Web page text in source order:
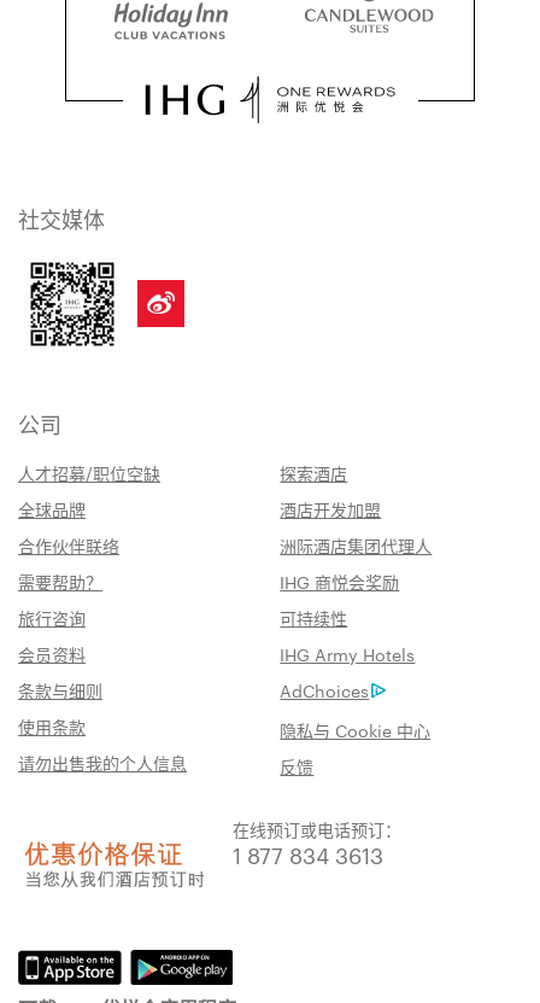
社交媒体
公司
人才招募/职位空缺
探索酒店
全球品牌
酒店开发加盟
合作伙伴联络
洲际酒店集团代理人
需要帮助？
IHG 商悦会奖励
旅行咨询
可持续性
会员资料
IHG Army Hotels
条款与细则
AdChoices
使用条款
隐私与 Cookie 中心
请勿出售我的个人信息
反馈
在线预订或电话预订：
1 877 834 3613